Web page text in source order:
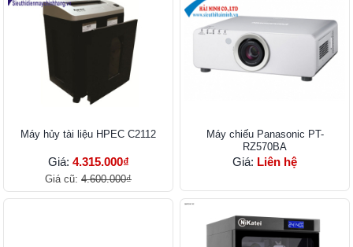
Máy hủy tài liệu HPEC C2112
Giá: 4.315.000₫
Giá cũ: 4.600.000₫
Máy chiếu Panasonic PT-
RZ570BA
Giá: Liên hệ